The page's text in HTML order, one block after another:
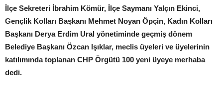
İlçe Sekreteri İbrahim Kömür, İlçe Saymanı Yalçın Ekinci,
Gençlik Kolları Başkanı Mehmet Noyan Öpçin, Kadın Kolları
Başkanı Derya Erdim Ural yönetiminde geçmiş dönem
Belediye Başkanı Özcan Işıklar, meclis üyeleri ve üyelerinin
katılımında toplanan CHP Örgütü 100 yeni üyeye merhaba
dedi.